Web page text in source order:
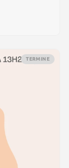
TERMINE